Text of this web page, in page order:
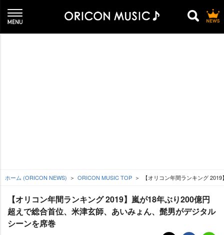
ホーム (ORICON NEWS) ORICON MUSIC TOP 【オリコン年間ランキング
【オリコン年間ランキング 2019】嵐が18年ぶり200億円
超えで総合首位、米津玄師、あいみょん、髭男がデジタル
シーンを席巻